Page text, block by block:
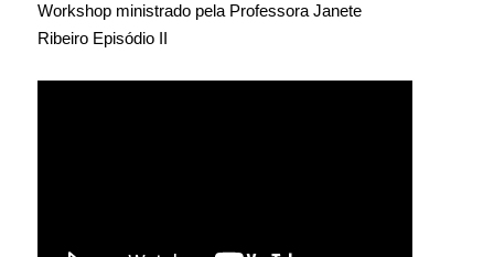
Workshop ministrado pela Professora Janete
Ribeiro Episódio II